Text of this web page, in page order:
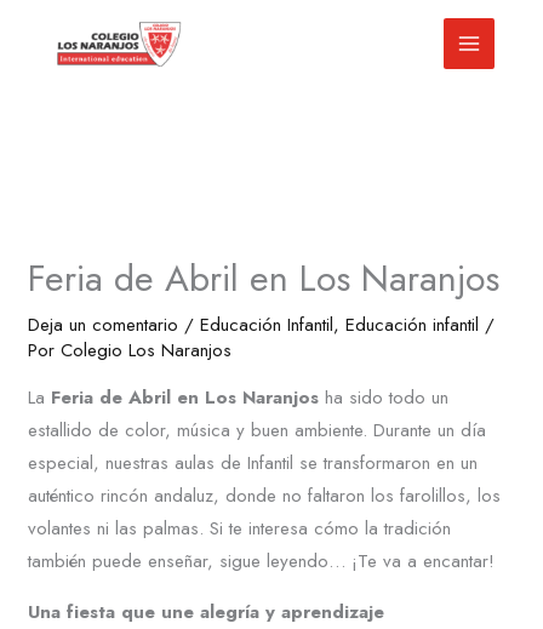
Feria de Abril en Los Naranjos
Deja un comentario /Educación Infantil,Educación infantil /
PorColegio Los Naranjos
La Feria de Abril en Los Naranjos ha sido todo un
estallido de color, música y buen ambiente. Durante un día
especial, nuestras aulas de Infantil se transformaron en un
auténtico rincón andaluz, donde no faltaron los farolillos, los
volantes ni las palmas. Si te interesa cómo la tradición
también puede enseñar, sigue leyendo… ¡Te va a encantar!
Una fiesta que une alegría y aprendizaje